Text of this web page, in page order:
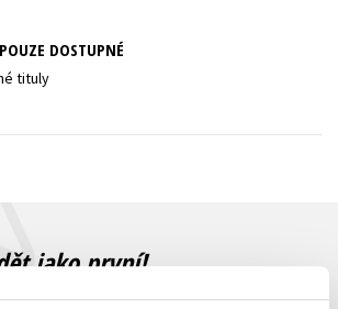
Všechny tituly
POUZE DOSTUPNÉ
tituly
jako první!
hit právě vychází, na jaké zboží je výhodná